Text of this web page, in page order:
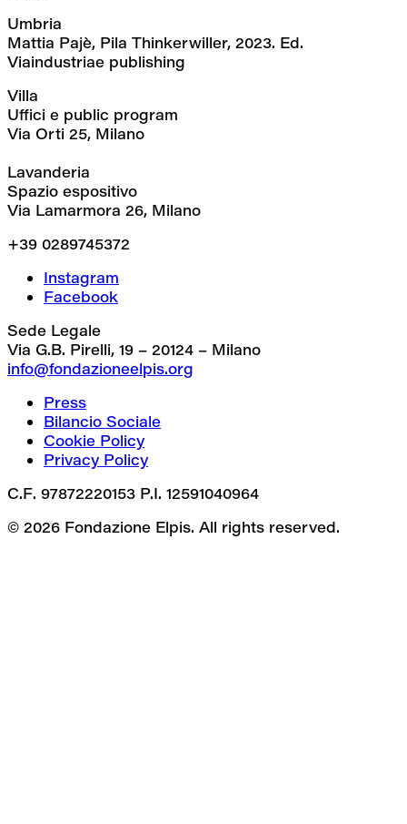
Umbria
Mattia Pajè, Pila Thinkerwiller, 2023. Ed.
Viaindustriae publishing
Villa
Uffici e public program
Via Orti 25, Milano
Lavanderia
Spazio espositivo
Via Lamarmora 26, Milano
+39 0289745372
Instagram
Facebook
Sede Legale
Via G.B. Pirelli, 19 – 20124 – Milano
info@fondazioneelpis.org
Press
Bilancio Sociale
Cookie Policy
Privacy Policy
C.F. 97872220153 P.I. 12591040964
© 2026 Fondazione Elpis. All rights reserved.